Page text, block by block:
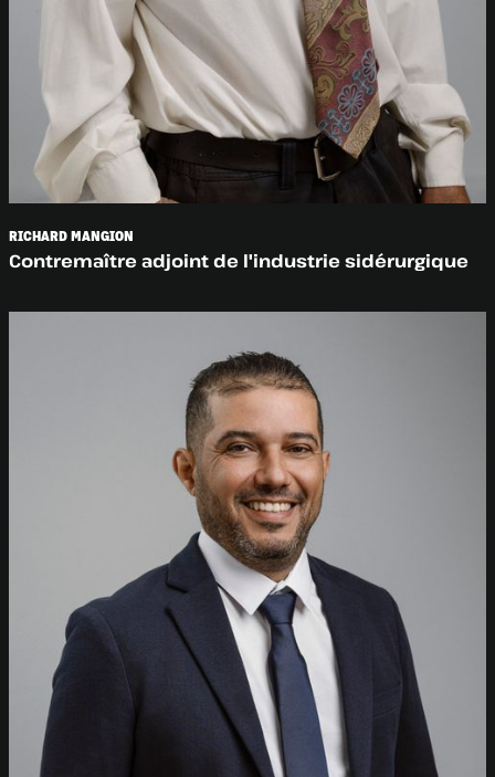
RICHARD MANGION
Contremaître adjoint de l'industrie sidérurgique